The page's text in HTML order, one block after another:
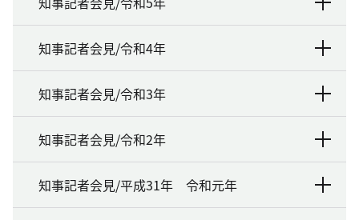
知事記者会見/令和4年
知事記者会見/令和3年
知事記者会見/令和2年
知事記者会見/平成31年 令和元年